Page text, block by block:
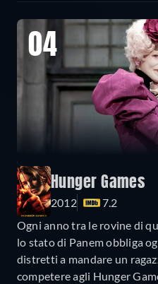
04
Hunger Games
2012
7.2
Ogni anno tra le rovine di
lo stato di Panem obbliga
distretti a mandare un
competere agli Hunger